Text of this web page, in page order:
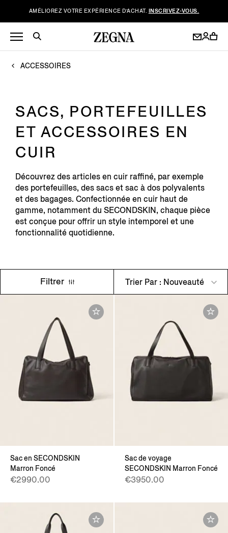
AMÉLIOREZ VOTRE EXPÉRIENCE D’ACHAT. INSCRIVEZ-VOUS.
ACCESSOIRES
SACS, PORTEFEUILLES
ET ACCESSOIRES EN
CUIR
Découvrez des articles en cuir raffiné, par exemple
des portefeuilles, des sacs et sac à dos polyvalents
et des bagages. Confectionnée en cuir haut de
gamme, notamment du SECONDSKIN, chaque pièce
est conçue pour offrir un style intemporel et une
fonctionnalité quotidienne.
Filtrer Trier Par : Nouveauté
Sac en SECONDSKIN
Marron Foncé
€2990.00
Sac de voyage
SECONDSKIN Marron Foncé
€3950.00